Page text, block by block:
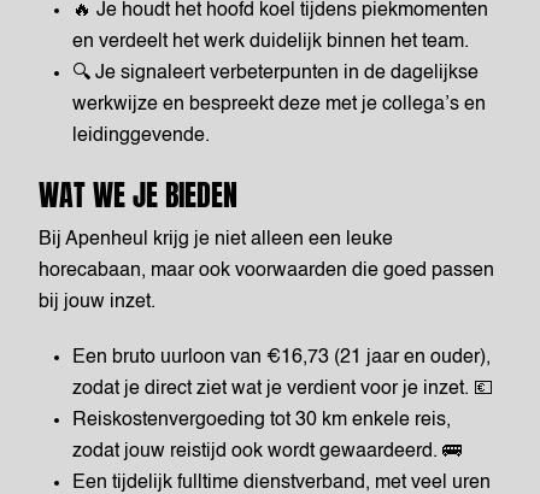
🔥 Je houdt het hoofd koel tijdens piekmomenten
en verdeelt het werk duidelijk binnen het team.
🔍 Je signaleert verbeterpunten in de dagelijkse
werkwijze en bespreekt deze met je collega’s en
leidinggevende.
WAT WE JE BIEDEN
Bij Apenheul krijg je niet alleen een leuke
horecabaan, maar ook voorwaarden die goed passen
bij jouw inzet.
Een bruto uurloon van €16,73 (21 jaar en ouder),
zodat je direct ziet wat je verdient voor je inzet. 💶
Reiskostenvergoeding tot 30 km enkele reis,
zodat jouw reistijd ook wordt gewaardeerd. 🚌
Een tijdelijk fulltime dienstverband, met veel uren